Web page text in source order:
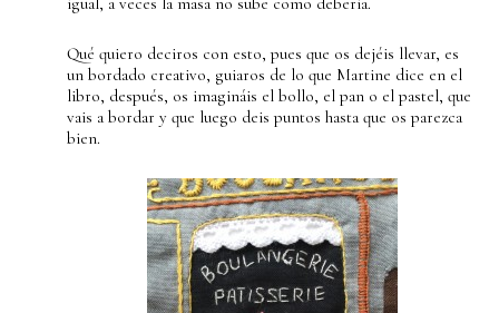
Qué quiero deciros con esto, pues que os dejéis llevar, es
un bordado creativo, guiaros de lo que Martine dice en el
libro, después, os imagináis el bollo, el pan o el pastel, que
vais a bordar y que luego deis puntos hasta que os parezca
bien.